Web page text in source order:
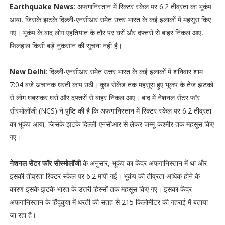
Earthquake News: अफगानिस्तान में रिक्टर स्केल पर 6.2 तीव्रता का भूकंप
आया, जिसके झटके दिल्ली-एनसीआर समेत उत्तर भारत के कई इलाकों में महसूस किए
गए। भूकंप के बाद लोग एहतियात के तौर पर घरों और दफ्तरों से बाहर निकल आए,
फिलहाल किसी बड़े नुकसान की सूचना नहीं है।
New Delhi: दिल्ली-एनसीआर समेत उत्तर भारत के कई इलाकों में शनिवार शाम
7:04 बजे अचानक धरती कांप उठी। कुछ सेकेंड तक महसूस हुए भूकंप के तेज झटकों
से लोग घबराकर घरों और दफ्तरों से बाहर निकल आए। बाद में नेशनल सेंटर फॉर
सीस्मोलॉजी (NCS) ने पुष्टि की है कि अफगानिस्तान में रिक्टर स्केल पर 6.2 तीव्रता
का भूकंप आया, जिसके झटके दिल्ली-एनसीआर से लेकर जम्मू-कश्मीर तक महसूस किए
गए।
नेशनल सेंटर फॉर सीस्मोलॉजीके अनुसार, भूकंप का केंद्र अफगानिस्तान में था और
इसकी तीव्रता रिक्टर स्केल पर 6.2 मापी गई। भूकंप की तीव्रता अधिक होने के
कारण इसके झटके भारत के उत्तरी हिस्सों तक महसूस किए गए। इसका केंद्र
अफगानिस्तान के हिंदूकुश में धरती की सतह से 215 किलोमीटर की गहराई में बताया
जा रहा है।